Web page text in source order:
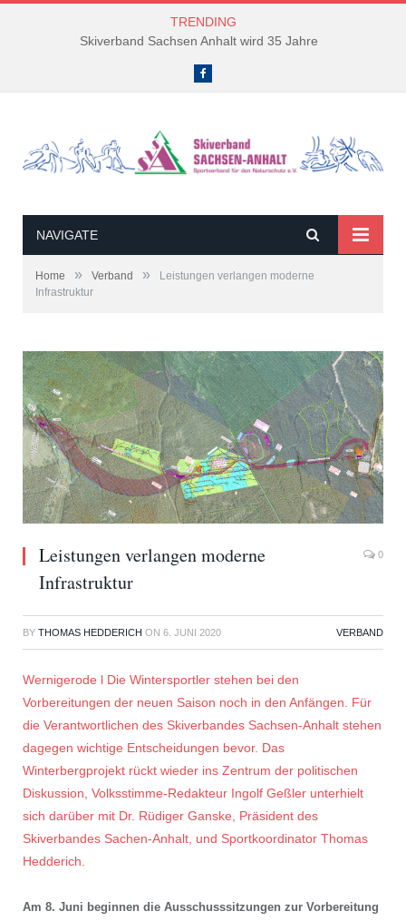
TRENDING
Skiverband Sachsen Anhalt wird 35 Jahre
Facebook
NAVIGATE
Home » Verband »
Leistungen verlangen moderne
Infrastruktur
Leistungen verlangen moderne
Infrastruktur
0
BY THOMAS HEDDERICH ON 6. JUNI 2020 VERBAND
Wernigerode l Die Wintersportler stehen bei den
Vorbereitungen der neuen Saison noch in den Anfängen. Für
die Verantwortlichen des Skiverbandes Sachsen-Anhalt stehen
dagegen wichtige Entscheidungen bevor. Das
Winterbergprojekt rückt wieder ins Zentrum der politischen
Diskussion, Volksstimme-Redakteur Ingolf Geßler unterhielt
sich darüber mit Dr. Rüdiger Ganske, Präsident des
Skiverbandes Sachen-Anhalt, und Sportkoordinator Thomas
Hedderich.
Am 8. Juni beginnen die Ausschusssitzungen zur Vorbereitung